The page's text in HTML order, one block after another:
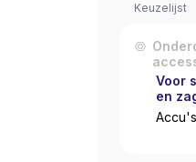
Keuzelijst
Voor
en
Accu's